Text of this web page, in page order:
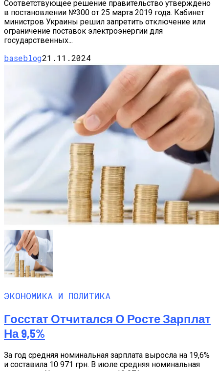
Соответствующее решение правительство утверждено
в постановлении №300 от 25 марта 2019 года. Кабинет
министров Украины решил запретить отключение или
ограничение поставок электроэнергии для
государственных...
baseblog21.11.2024
ЭКОНОМИКА И ПОЛИТИКА
Госстат Отчитался О Росте Зарплат
На 9,5%
За год средняя номинальная зарплата выросла на 19,6%
и составила 10 971 грн. В июле средняя номинальная